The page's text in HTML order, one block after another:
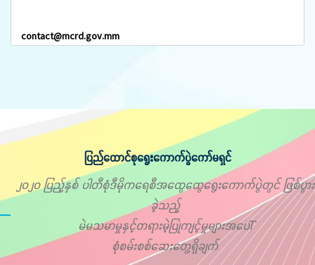
contact@mcrd.gov.mm
ပြည်ထောင်စုရွေးကောက်ပွဲကော်မရှင်
၂၀၂၀ ပြည့်နှစ် ပါတီစုံဒီမိုကရေစီအထွေထွေရွေးကောက်ပွဲတွင် ဖြစ်ပွား
ခဲ့သည့်
မဲမသမာမှုနှင့်တရားမဲ့ပြုကျင့်မှုများအပေါ်
စုံစမ်းစစ်ဆေးတွေ့ရှိချက်